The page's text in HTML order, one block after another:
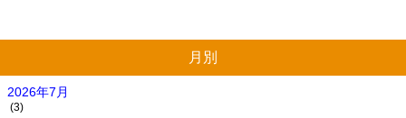
月別
2026年7月
(3)